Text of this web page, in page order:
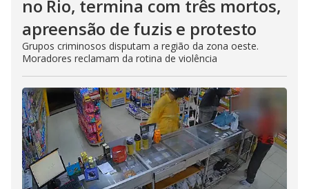
no Rio, termina com três mortos,
apreensão de fuzis e protesto
Grupos criminosos disputam a região da zona oeste.
Moradores reclamam da rotina de violência